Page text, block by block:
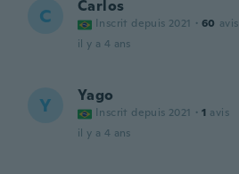
C Carlos
Inscrit depuis 2021 · 60 avis
il y a 4 ans
Y Yago
Inscrit depuis 2021 · 1 avis
il y a 4 ans